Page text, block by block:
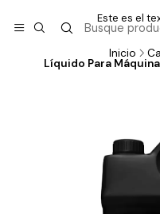
Este es el
Inicio
Líquido Para